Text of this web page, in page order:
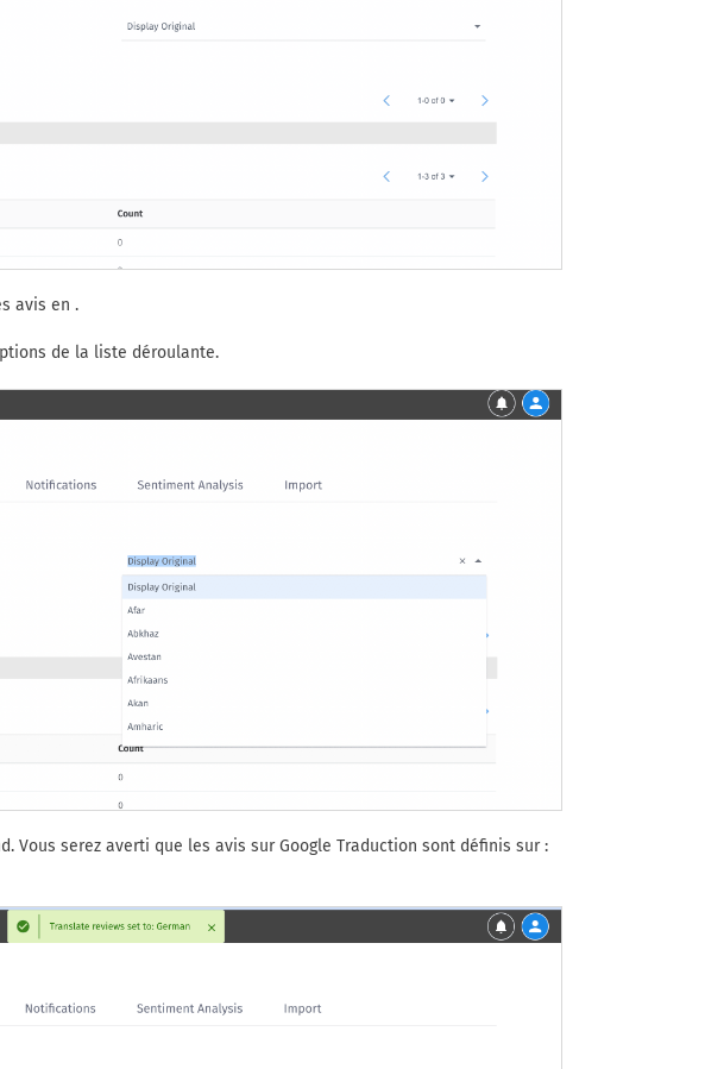
avis en .
de la liste déroulante.
Vous serez averti que les avis sur Google Traduction sont définis sur :